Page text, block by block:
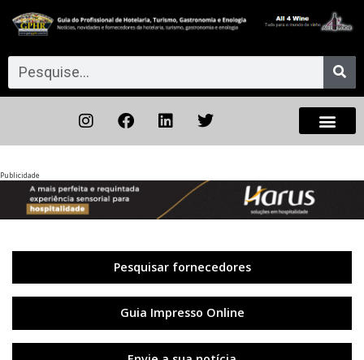
Publicidade
Pesquisar fornecedores
Guia Impresso Online